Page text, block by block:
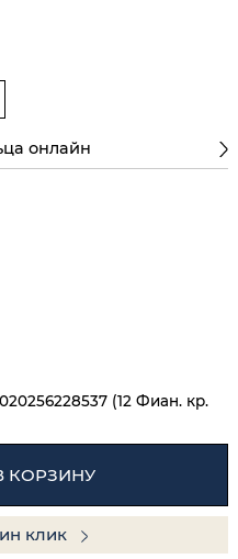
онлайн
(12 Фиан. кр.
КОРЗИНУ
клик